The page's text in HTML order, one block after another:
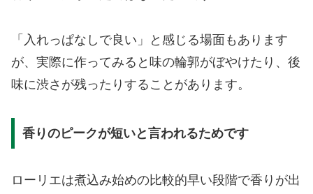
「入れっぱなしで良い」と感じる場面もあります
が、実際に作ってみると味の輪郭がぼやけたり、後
味に渋さが残ったりすることがあります。
香りのピークが短いと言われるためです
ローリエは煮込み始めの比較的早い段階で香りが出